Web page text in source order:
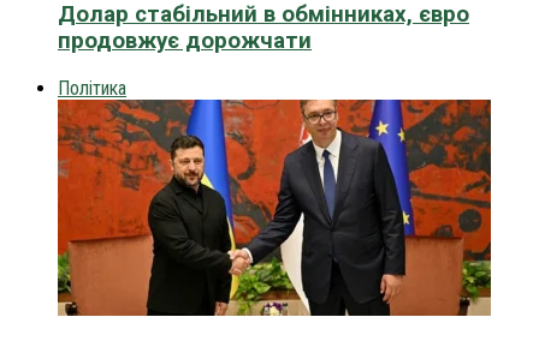
Долар стабільний в обмінниках, євро
продовжує дорожчати
Політика